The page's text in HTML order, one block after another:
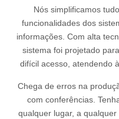
Nós simplificamos
funcionalidades dos
informações. Com alta
sistema foi projetado
difícil acesso, atendendo
Chega de erros na
com conferências.
qualquer lugar, a